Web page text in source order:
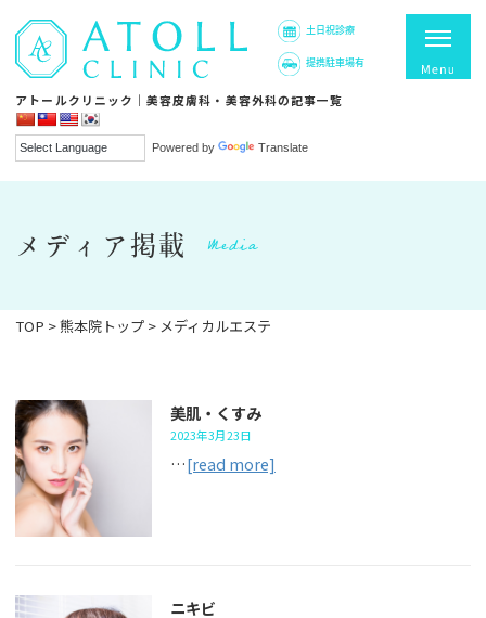
アトールクリニック｜美容皮膚科・美容外科の記事一覧
Powered by Translate
土日祝診療
提携駐車場有
メディア掲載 Media
TOP >熊本院トップ > メディカルエステ
美肌・くすみ
2023年3月23日
…[read more]
ニキビ